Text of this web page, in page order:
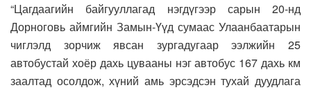
“Цагдаагийн байгууллагад нэгдүгээр сарын 20-нд
Дорноговь аймгийн Замын-Үүд сумаас Улаанбаатарын
чиглэлд зорчиж явсан зургадугаар ээлжийн 25
автобустай хоёр дахь цувааны нэг автобус 167 дахь км
заалтад осолдож, хүний амь эрсэдсэн тухай дуудлага